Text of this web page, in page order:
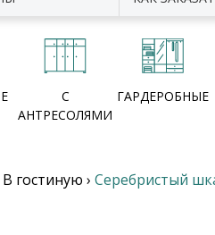
С
АНТРЕСОЛЯМИ
ГАРДЕРОБНЫЕ
В гостиную › Серебристый